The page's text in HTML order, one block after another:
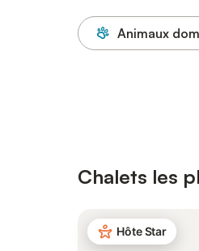
Animaux
Chalets les
Hôte Star